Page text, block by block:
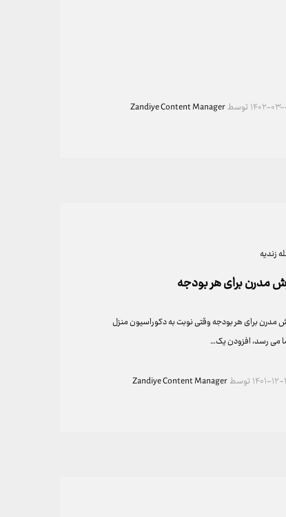
۰۳-۰۳توسطZandiye Content Manager
زندیه
مدرن برای هر بودجه
مدرن برای هر بودجه وقتی نوبت به دکوراسیون منزل
می رسد، افزودن یک…
۱۲-۲۲توسطZandiye Content Manager